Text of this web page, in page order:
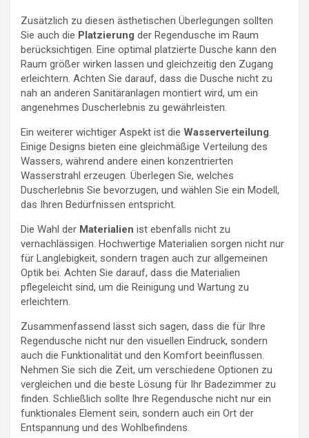
Zusätzlich zu diesen ästhetischen Überlegungen sollten
Sie auch die Platzierung der Regendusche im Raum
berücksichtigen. Eine optimal platzierte Dusche kann den
Raum größer wirken lassen und gleichzeitig den Zugang
erleichtern. Achten Sie darauf, dass die Dusche nicht zu
nah an anderen Sanitäranlagen montiert wird, um ein
angenehmes Duscherlebnis zu gewährleisten.
Ein weiterer wichtiger Aspekt ist die Wasserverteilung.
Einige Designs bieten eine gleichmäßige Verteilung des
Wassers, während andere einen konzentrierten
Wasserstrahl erzeugen. Überlegen Sie, welches
Duscherlebnis Sie bevorzugen, und wählen Sie ein Modell,
das Ihren Bedürfnissen entspricht.
Die Wahl der Materialien ist ebenfalls nicht zu
vernachlässigen. Hochwertige Materialien sorgen nicht nur
für Langlebigkeit, sondern tragen auch zur allgemeinen
Optik bei. Achten Sie darauf, dass die Materialien
pflegeleicht sind, um die Reinigung und Wartung zu
erleichtern.
Zusammenfassend lässt sich sagen, dass die für Ihre
Regendusche nicht nur den visuellen Eindruck, sondern
auch die Funktionalität und den Komfort beeinflussen.
Nehmen Sie sich die Zeit, um verschiedene Optionen zu
vergleichen und die beste Lösung für Ihr Badezimmer zu
finden. Schließlich sollte Ihre Regendusche nicht nur ein
funktionales Element sein, sondern auch ein Ort der
Entspannung und des Wohlbefindens.